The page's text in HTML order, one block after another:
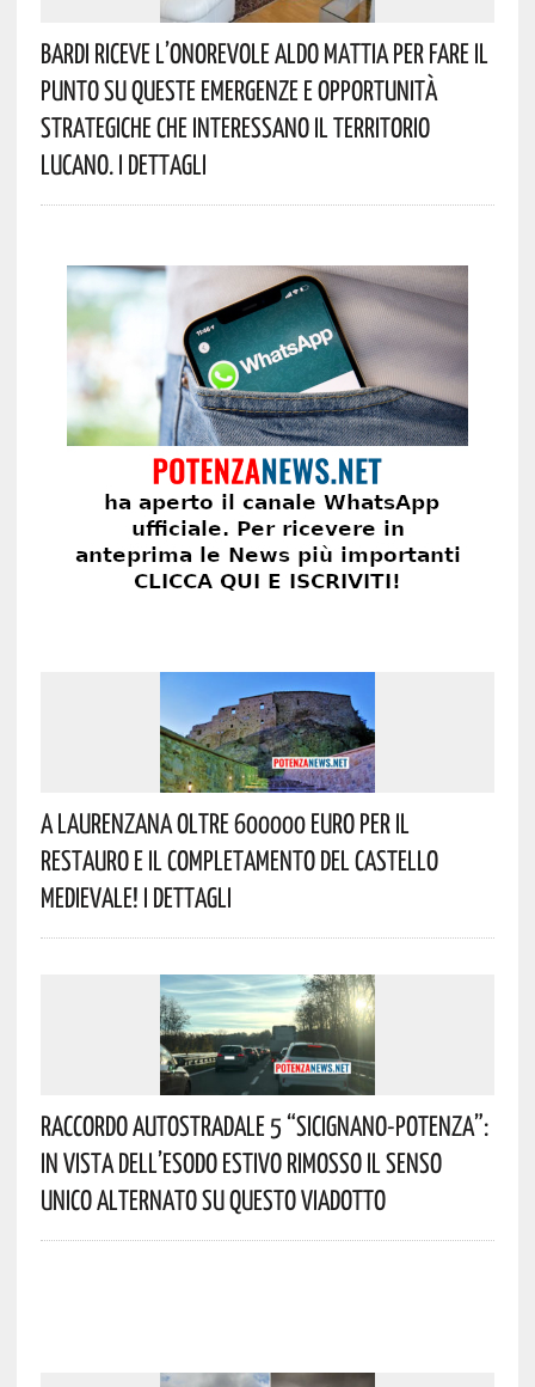
Bardi Riceve L’onorevole Aldo Mattia Per Fare Il
Punto Su Queste Emergenze E Opportunità
Strategiche Che Interessano Il Territorio
Lucano. I Dettagli
A Laurenzana Oltre 600000 Euro Per Il
Restauro E Il Completamento Del Castello
Medievale! I Dettagli
Raccordo Autostradale 5 “Sicignano-Potenza”:
In Vista Dell’esodo Estivo Rimosso Il Senso
Unico Alternato Su Questo Viadotto